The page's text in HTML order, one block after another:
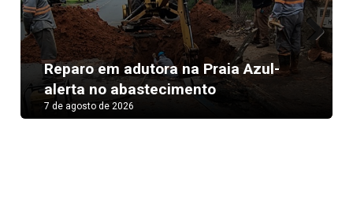
Reparo em adutora na Praia Azul-
alerta no abastecimento
7 de agosto de 2026
Next